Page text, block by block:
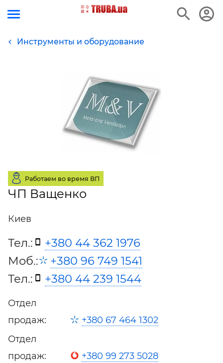
Инструменты и оборудование
Работаем во время ВП
ЧП Ващенко
Киев
Тел.:
+380 44 362 1976
Моб.:
+380 96 749 1541
Тел.:
+380 44 239 1544
Отдел
продаж:
+380 67 464 1302
Отдел
продаж:
+380 99 273 5028